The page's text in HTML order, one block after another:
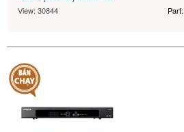
View: 30844